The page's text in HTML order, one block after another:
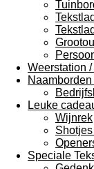
Weerstation
Leuke
Wijnrek
Speciale